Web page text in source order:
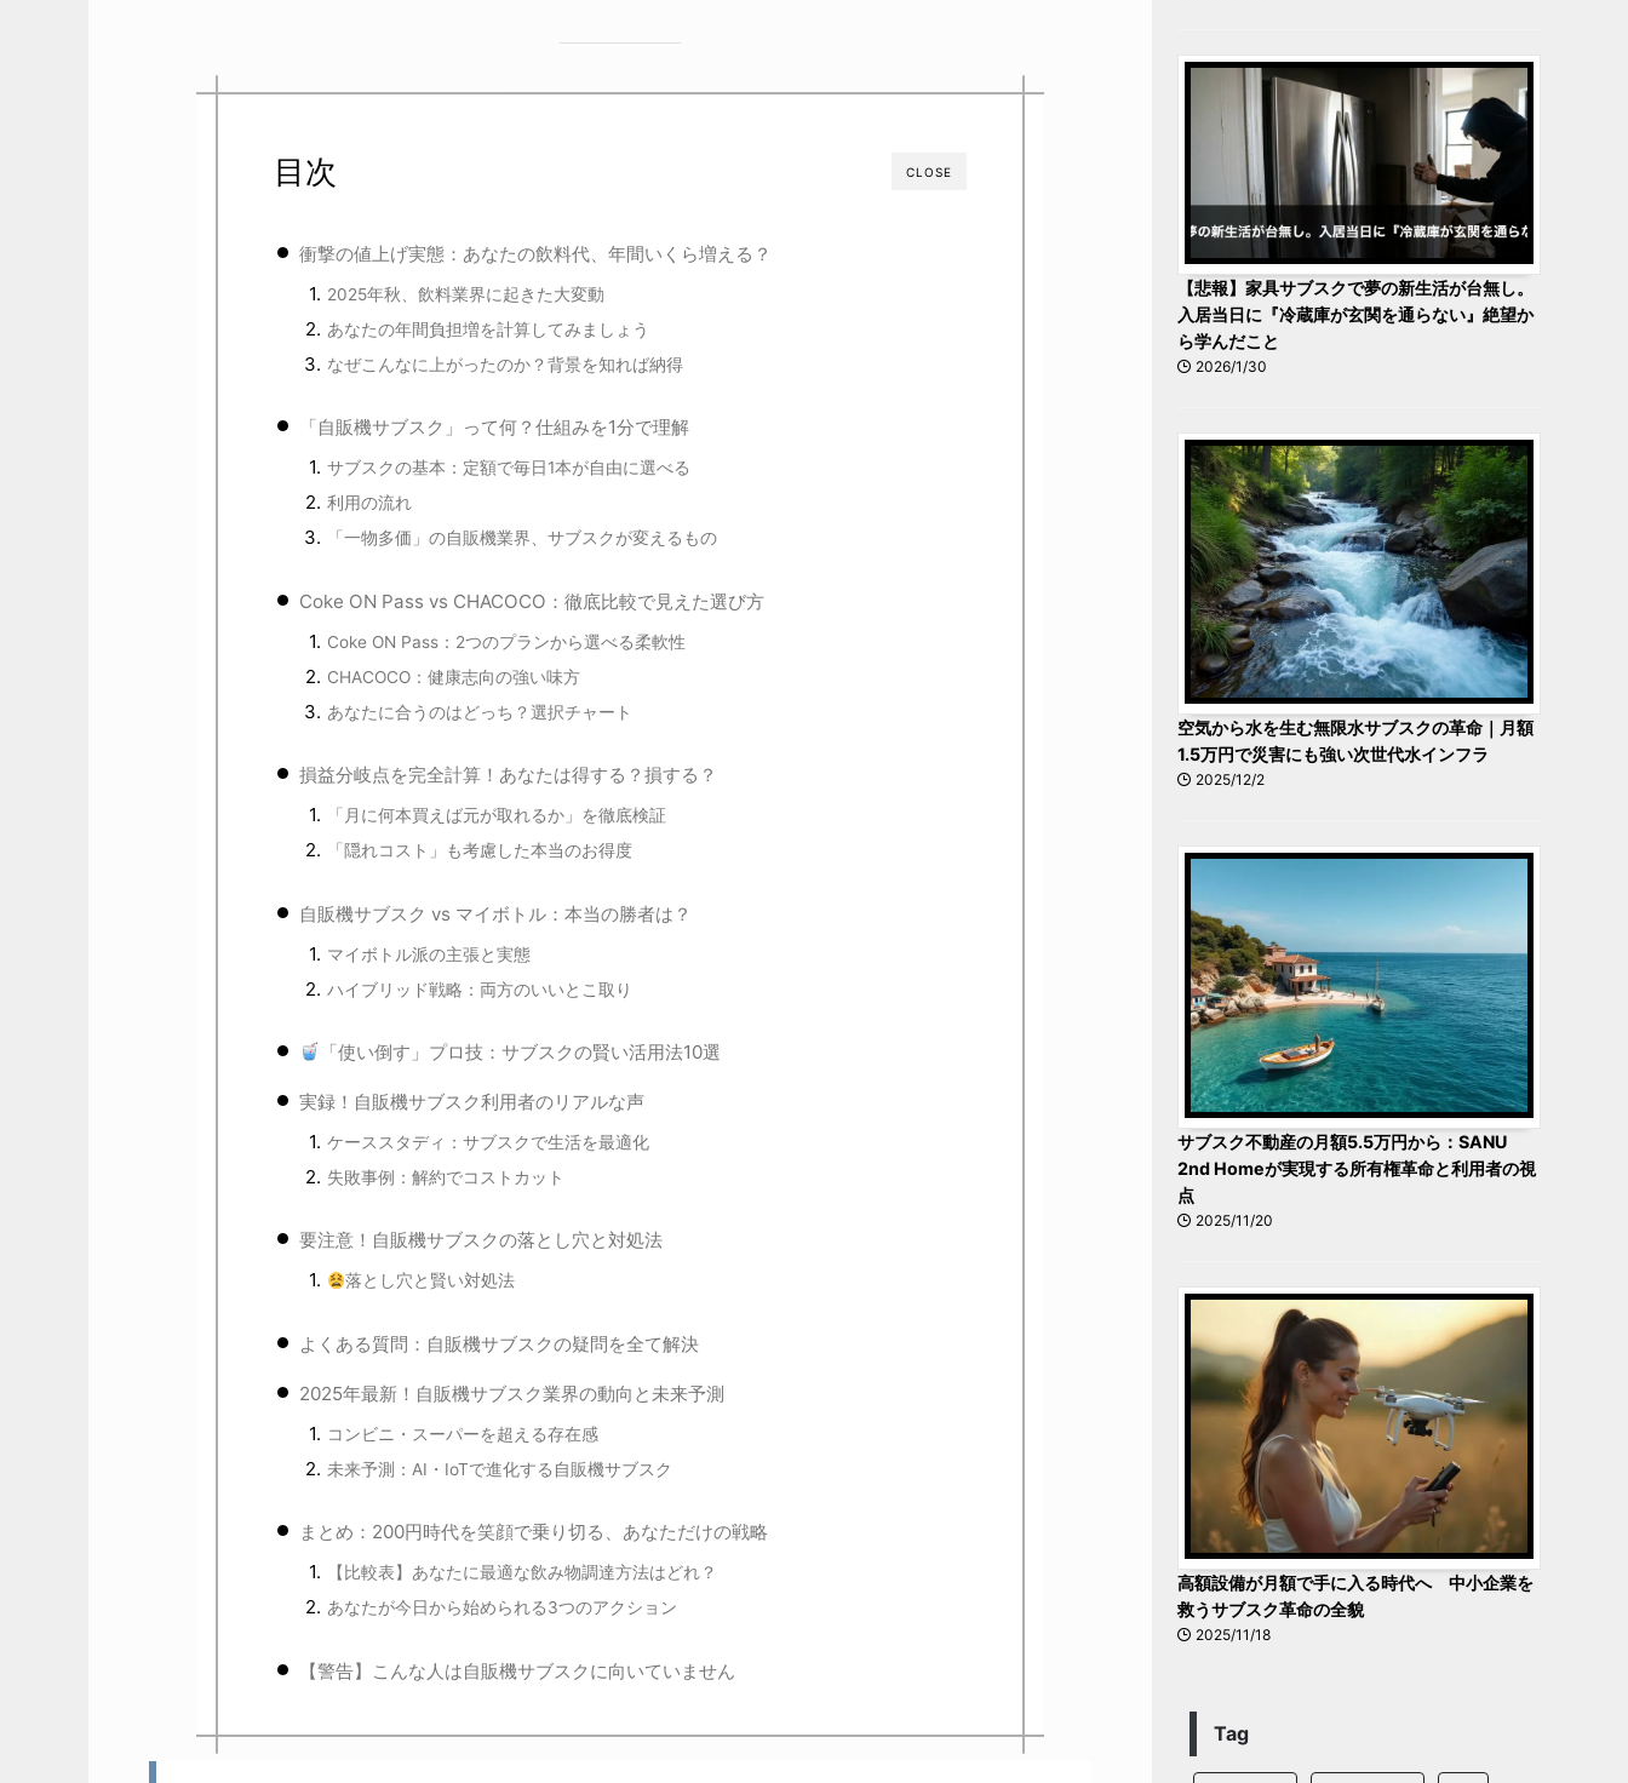
CLOSE
目次
衝撃の値上げ実態：あなたの飲料代、年間いくら増える？
2025年秋、飲料業界に起きた大変動
あなたの年間負担増を計算してみましょう
なぜこんなに上がったのか？背景を知れば納得
「自販機サブスク」って何？仕組みを1分で理解
サブスクの基本：定額で毎日1本が自由に選べる
利用の流れ
「一物多価」の自販機業界、サブスクが変えるもの
Coke ON Pass vs CHACOCO：徹底比較で見えた選び方
Coke ON Pass：2つのプランから選べる柔軟性
CHACOCO：健康志向の強い味方
あなたに合うのはどっち？選択チャート
損益分岐点を完全計算！あなたは得する？損する？
「月に何本買えば元が取れるか」を徹底検証
「隠れコスト」も考慮した本当のお得度
自販機サブスク vs マイボトル：本当の勝者は？
マイボトル派の主張と実態
ハイブリッド戦略：両方のいいとこ取り
「使い倒す」プロ技：サブスクの賢い活用法10選
実録！自販機サブスク利用者のリアルな声
ケーススタディ：サブスクで生活を最適化
失敗事例：解約でコストカット
要注意！自販機サブスクの落とし穴と対処法
落とし穴と賢い対処法
よくある質問：自販機サブスクの疑問を全て解決
2025年最新！自販機サブスク業界の動向と未来予測
コンビニ・スーパーを超える存在感
未来予測：AI・IoTで進化する自販機サブスク
まとめ：200円時代を笑顔で乗り切る、あなただけの戦略
【比較表】あなたに最適な飲み物調達方法はどれ？
あなたが今日から始められる3つのアクション
【警告】こんな人は自販機サブスクに向いていません
【悲報】家具サブスクで夢の新生活が台無し。
入居当日に『冷蔵庫が玄関を通らない』絶望か
ら学んだこと
2026/1/30
空気から水を生む無限水サブスクの革命｜月額
1.5万円で災害にも強い次世代水インフラ
2025/12/2
サブスク不動産の月額5.5万円から：SANU
2nd Homeが実現する所有権革命と利用者の視
点
2025/11/20
高額設備が月額で手に入る時代へ 中小企業を
救うサブスク革命の全貌
2025/11/18
Tag